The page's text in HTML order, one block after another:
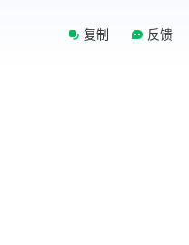
复制 反馈